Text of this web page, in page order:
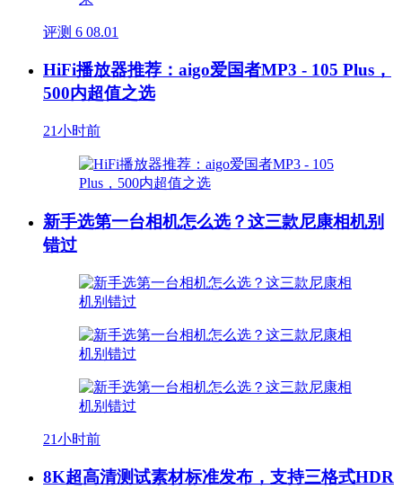
评测 6 08.01
HiFi播放器推荐：aigo爱国者MP3 - 105 Plus，
500内超值之选
21小时前
新手选第一台相机怎么选？这三款尼康相机别
错过
21小时前
8K超高清测试素材标准发布，支持三格式HDR